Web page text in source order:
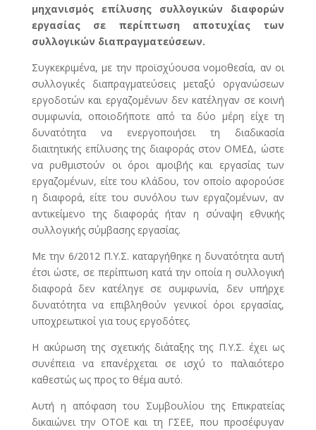
μηχανισμός επίλυσης συλλογικών διαφορών
εργασίας σε περίπτωση αποτυχίας των
συλλογικών διαπραγματεύσεων.
Συγκεκριμένα, με την προϊσχύουσα νομοθεσία, αν οι
συλλογικές διαπραγματεύσεις μεταξύ οργανώσεων
εργοδοτών και εργαζομένων δεν κατέληγαν σε κοινή
συμφωνία, οποιοδήποτε από τα δύο μέρη είχε τη
δυνατότητα να ενεργοποιήσει τη διαδικασία
διαιτητικής επίλυσης της διαφοράς στον ΟΜΕΔ, ώστε
να ρυθμιστούν οι όροι αμοιβής και εργασίας των
εργαζομένων, είτε του κλάδου, τον οποίο αφορούσε
η διαφορά, είτε του συνόλου των εργαζομένων, αν
αντικείμενο της διαφοράς ήταν η σύναψη εθνικής
συλλογικής σύμβασης εργασίας.
Με την 6/2012 Π.Υ.Σ. καταργήθηκε η δυνατότητα αυτή
έτσι ώστε, σε περίπτωση κατά την οποία η συλλογική
διαφορά δεν κατέληγε σε συμφωνία, δεν υπήρχε
δυνατότητα να επιβληθούν γενικοί όροι εργασίας,
υποχρεωτικοί για τους εργοδότες.
Η ακύρωση της σχετικής διάταξης της Π.Υ.Σ. έχει ως
συνέπεια να επανέρχεται σε ισχύ το παλαιότερο
καθεστώς ως προς το θέμα αυτό.
Αυτή η απόφαση του Συμβουλίου της Επικρατείας
δικαιώνει την ΟΤΟΕ και τη ΓΣΕΕ, που προσέφυγαν